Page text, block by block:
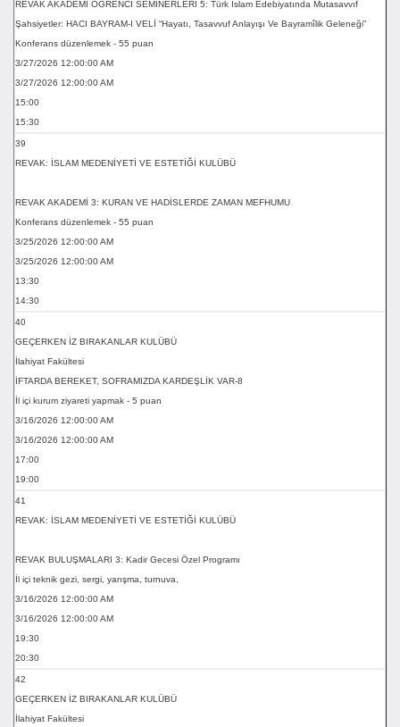
REVAK AKADEMİ ÖĞRENCİ SEMİNERLERİ 5: Türk İslam Edebiyatında Mutasavvıf
Şahsiyetler: HACI BAYRAM-I VELİ “Hayatı, Tasavvuf Anlayışı Ve Bayramîlik Geleneği”
Konferans düzenlemek - 55 puan
3/27/2026 12:00:00 AM
3/27/2026 12:00:00 AM
15:00
15:30
39
REVAK: İSLAM MEDENİYETİ VE ESTETİĞİ KULÜBÜ
REVAK AKADEMİ 3: KURAN VE HADİSLERDE ZAMAN MEFHUMU
Konferans düzenlemek - 55 puan
3/25/2026 12:00:00 AM
3/25/2026 12:00:00 AM
13:30
14:30
40
GEÇERKEN İZ BIRAKANLAR KULÜBÜ
İlahiyat Fakültesi
İFTARDA BEREKET, SOFRAMIZDA KARDEŞLİK VAR-8
İl içi kurum ziyareti yapmak - 5 puan
3/16/2026 12:00:00 AM
3/16/2026 12:00:00 AM
17:00
19:00
41
REVAK: İSLAM MEDENİYETİ VE ESTETİĞİ KULÜBÜ
REVAK BULUŞMALARI 3: Kadir Gecesi Özel Programı
İl içi teknik gezi, sergi, yarışma, turnuva,
3/16/2026 12:00:00 AM
3/16/2026 12:00:00 AM
19:30
20:30
42
GEÇERKEN İZ BIRAKANLAR KULÜBÜ
İlahiyat Fakültesi